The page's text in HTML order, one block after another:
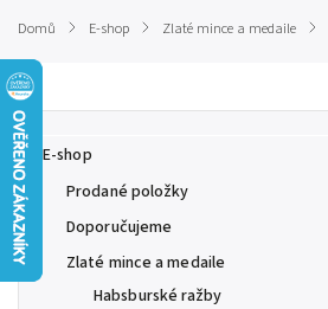
Domů / E-shop / Zlaté mince a medaile /
E-shop
Prodané položky
Doporučujeme
Zlaté mince a medaile
Habsburské ražby